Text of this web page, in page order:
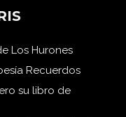
Los Hurones
Recuerdos
su libro de